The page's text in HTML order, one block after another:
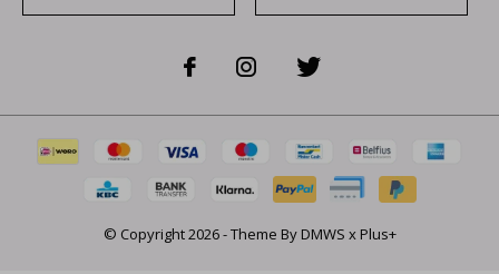
© Copyright2026- Theme ByDMWS xPlus+